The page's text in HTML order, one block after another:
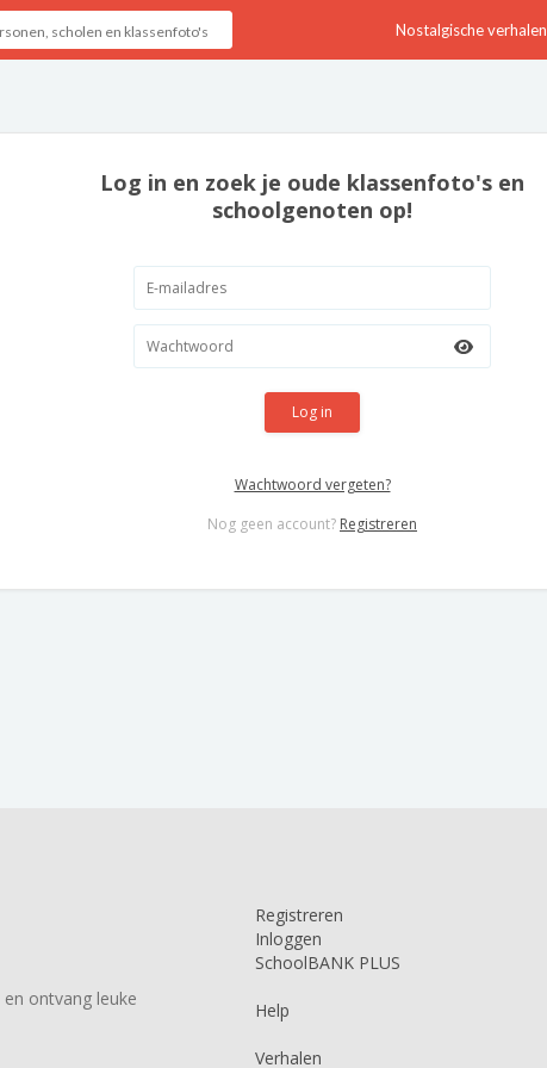
Nostalgische verhalen
Log in en zoek je oude klassenfoto's en
schoolgenoten op!
Log in
Wachtwoord vergeten?
Nog geen account? Registreren
en ontvang leuke
Registreren
Inloggen
SchoolBANK PLUS
Help
Verhalen